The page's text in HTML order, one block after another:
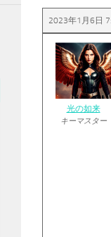
2023年1月6日
光の如来
キーマスター